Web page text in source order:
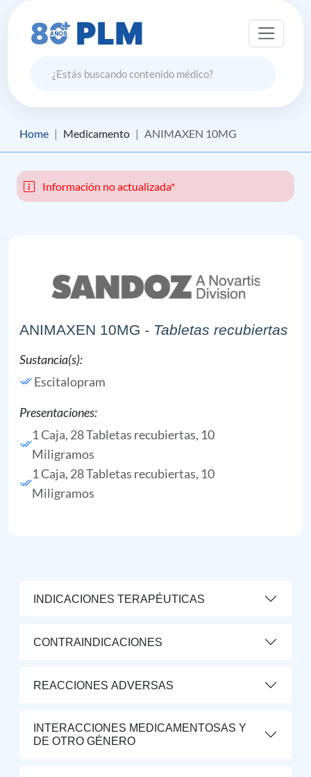
Home Medicamento ANIMAXEN 10MG
Información no actualizada*
ANIMAXEN 10MG - Tabletas recubiertas
Sustancia(s):
Escitalopram
Presentaciones:
1 Caja, 28 Tabletas recubiertas, 10
Miligramos
1 Caja, 28 Tabletas recubiertas, 10
Miligramos
INDICACIONES TERAPÉUTICAS
CONTRAINDICACIONES
REACCIONES ADVERSAS
INTERACCIONES MEDICAMENTOSAS Y
DE OTRO GÉNERO